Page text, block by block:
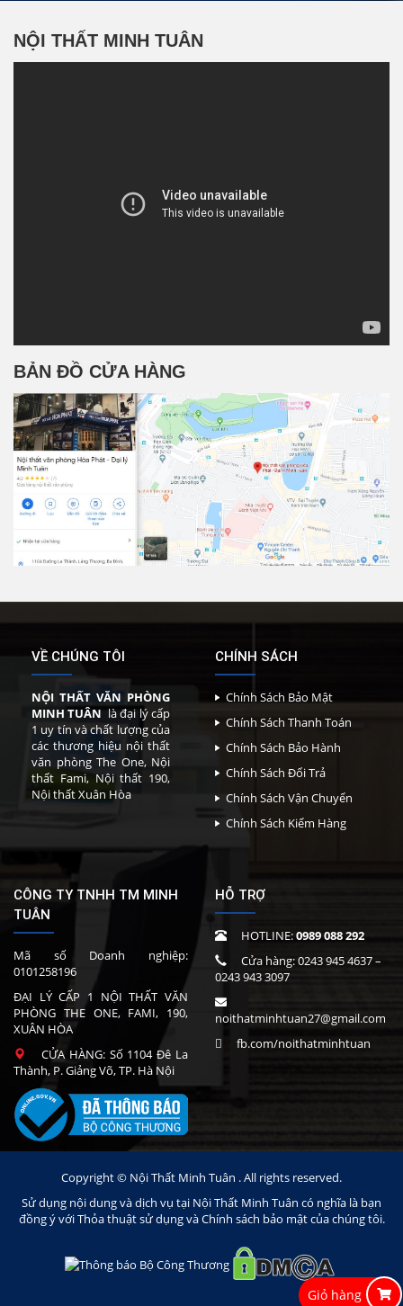
NỘI THẤT MINH TUÂN
BẢN ĐỒ CỬA HÀNG
VỀ CHÚNG TÔI
NỘI THẤT VĂN PHÒNG
MINH TUÂN là đại lý cấp
1 uy tín và chất lượng của
các thương hiệu nội thất
văn phòng The One, Nội
thất Fami, Nội thất 190,
Nội thất Xuân Hòa
CHÍNH SÁCH
Chính Sách Bảo Mật
Chính Sách Thanh Toán
Chính Sách Bảo Hành
Chính Sách Đổi Trả
Chính Sách Vận Chuyển
Chính Sách Kiểm Hàng
CÔNG TY TNHH TM MINH
TUÂN
Mã số Doanh nghiệp:
0101258196
ĐẠI LÝ CẤP 1 NỘI THẤT VĂN
PHÒNG THE ONE, FAMI, 190,
XUÂN HÒA
CỬA HÀNG: Số 1104 Đê La
Thành, P. Giảng Võ, TP. Hà Nội
HỖ TRỢ
HOTLINE:0989 088 292
Cửa hàng:0243 945 4637–
0243 943 3097
noithatminhtuan27@gmail.com
fb.com/noithatminhtuan
Copyright © Nội Thất Minh Tuân . All rights reserved.
Sử dụng nội dung và dịch vụ tại Nội Thất Minh Tuân có nghĩa là bạn
đồng ý với Thỏa thuật sử dụng và Chính sách bảo mật của chúng tôi.
Giỏ hàng